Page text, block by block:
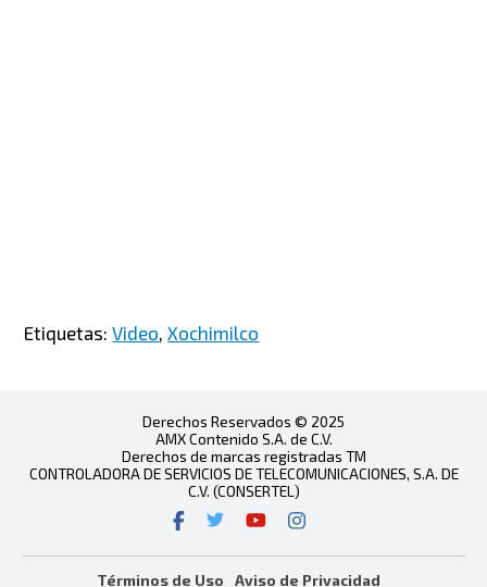
Etiquetas:Video,Xochimilco
Derechos Reservados © 2025
AMX Contenido S.A. de C.V.
Derechos de marcas registradas TM
CONTROLADORA DE SERVICIOS DE TELECOMUNICACIONES, S.A. DE
C.V. (CONSERTEL)
Términos de Uso Aviso de Privacidad